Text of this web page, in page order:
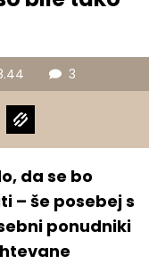
3
da se bo
– še posebej s
ponudniki